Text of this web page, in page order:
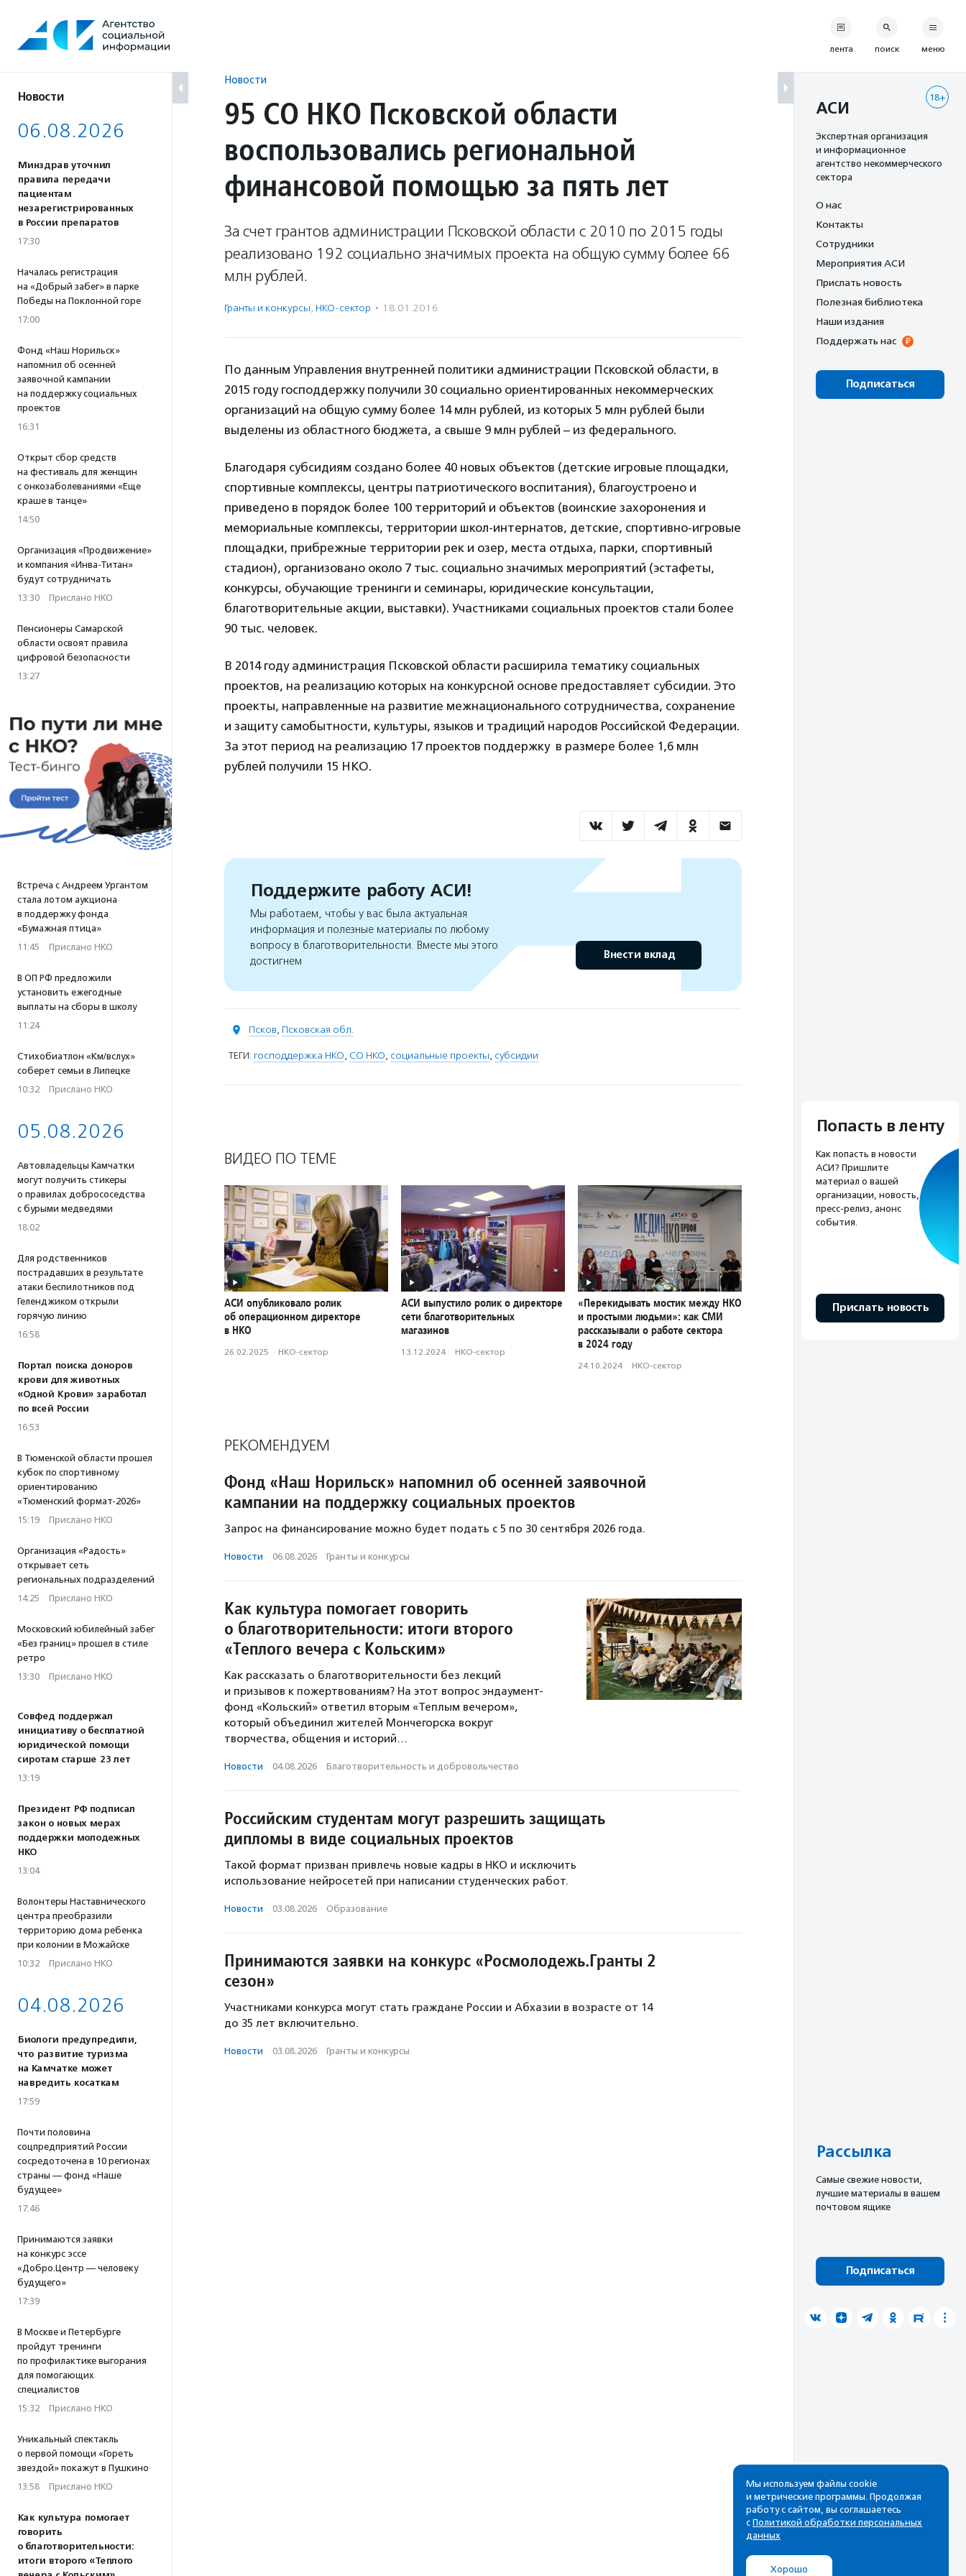
содержанию
Новости
06.08.2026
Минздрав уточнил
правила передачи
пациентам
незарегистрированных
в России препаратов
17:30
Началась регистрация
на «Добрый забег» в парке
Победы на Поклонной горе
17:00
Фонд «Наш Норильск»
напомнил об осенней
заявочной кампании
на поддержку социальных
проектов
16:31
Открыт сбор средств
на фестиваль для женщин
с онкозаболеваниями «Еще
краше в танце»
14:50
Организация «Продвижение»
и компания «Инва-Титан»
будут сотрудничать
13:30 · Прислано НКО
Пенсионеры Самарской
области освоят правила
цифровой безопасности
13:27
Встреча с Андреем Ургантом
стала лотом аукциона
в поддержку фонда
«Бумажная птица»
11:45 · Прислано НКО
В ОП РФ предложили
установить ежегодные
выплаты на сборы в школу
11:24
Стихобиатлон «Км/вслух»
соберет семьи в Липецке
10:32 · Прислано НКО
05.08.2026
Автовладельцы Камчатки
могут получить стикеры
о правилах добрососедства
с бурыми медведями
18:02
Для родственников
пострадавших в результате
атаки беспилотников под
Геленджиком открыли
горячую линию
16:58
Портал поиска доноров
крови для животных
«Одной Крови» заработал
по всей России
16:53
В Тюменской области прошел
кубок по спортивному
ориентированию
«Тюменский формат-2026»
15:19 · Прислано НКО
Организация «Радость»
открывает сеть
региональных подразделений
14:25 · Прислано НКО
Московский юбилейный забег
«Без границ» прошел в стиле
ретро
13:30 · Прислано НКО
Совфед поддержал
инициативу о бесплатной
юридической помощи
сиротам старше 23 лет
13:19
Президент РФ подписал
закон о новых мерах
поддержки молодежных
НКО
13:04
Волонтеры Наставнического
центра преобразили
территорию дома ребенка
при колонии в Можайске
10:32 · Прислано НКО
04.08.2026
Биологи предупредили,
что развитие туризма
на Камчатке может
навредить косаткам
17:59
Почти половина
соцпредприятий России
сосредоточена в 10 регионах
страны — фонд «Наше
будущее»
17:46
Принимаются заявки
на конкурс эссе
«Добро.Центр — человеку
будущего»
17:39
В Москве и Петербурге
пройдут тренинги
по профилактике выгорания
для помогающих
специалистов
15:32 · Прислано НКО
Уникальный спектакль
о первой помощи «Гореть
звездой» покажут в Пушкино
13:58 · Прислано НКО
Как культура помогает
говорить
о благотворительности:
итоги второго «Теплого
Новости
95 СО НКО Псковской области
воспользовались региональной
финансовой помощью за пять лет
За счет грантов администрации Псковской области с 2010 по 2015 годы
реализовано 192 социально значимых проекта на общую сумму более 66
млн рублей.
Гранты и конкурсы, НКО-сектор · 18.01.2016
По данным Управления внутренней политики администрации Псковской области, в
2015 году господдержку получили 30 социально ориентированных некоммерческих
организаций на общую сумму более 14 млн рублей, из которых 5 млн рублей были
выделены из областного бюджета, а свыше 9 млн рублей – из федерального.
Благодаря субсидиям создано более 40 новых объектов (детские игровые площадки,
спортивные комплексы, центры патриотического воспитания), благоустроено и
приведено в порядок более 100 территорий и объектов (воинские захоронения и
мемориальные комплексы, территории школ-интернатов, детские, спортивно-игровые
площадки, прибрежные территории рек и озер, места отдыха, парки, спортивный
стадион), организовано около 7 тыс. социально значимых мероприятий (эстафеты,
конкурсы, обучающие тренинги и семинары, юридические консультации,
благотворительные акции, выставки). Участниками социальных проектов стали более
90 тыс. человек.
В 2014 году администрация Псковской области расширила тематику социальных
проектов, на реализацию которых на конкурсной основе предоставляет субсидии. Это
проекты, направленные на развитие межнационального сотрудничества, сохранение
и защиту самобытности, культуры, языков и традиций народов Российской Федерации.
За этот период на реализацию 17 проектов поддержку в размере более 1,6 млн
рублей получили 15 НКО.
Поддержите работу АСИ!
Мы работаем, чтобы у вас была актуальная
информация и полезные материалы по любому
вопросу в благотворительности. Вместе мы этого
достигнем
Внести вклад
Псков, Псковская обл.
ТЕГИ: господдержка НКО, СО НКО, социальные проекты, субсидии
ВИДЕО ПО ТЕМЕ
АСИ опубликовало ролик
об операционном директоре
в НКО
26.02.2025 · НКО-сектор
АСИ выпустило ролик о директоре
сети благотворительных
магазинов
13.12.2024 · НКО-сектор
«Перекидывать мостик между НКО
и простыми людьми»: как СМИ
рассказывали о работе сектора
в 2024 году
24.10.2024 · НКО-сектор
РЕКОМЕНДУЕМ
Фонд «Наш Норильск» напомнил об осенней заявочной
кампании на поддержку социальных проектов
Запрос на финансирование можно будет подать с 5 по 30 сентября 2026 года.
Новости · 06.08.2026 · Гранты и конкурсы
Как культура помогает говорить
о благотворительности: итоги второго
«Теплого вечера с Кольским»
Как рассказать о благотворительности без лекций
и призывов к пожертвованиям? На этот вопрос эндаумент-
фонд «Кольский» ответил вторым «Теплым вечером»,
который объединил жителей Мончегорска вокруг
творчества, общения и историй…
Новости · 04.08.2026 · Благотвори­тель­ность и доброволь­чест­во
Российским студентам могут разрешить защищать
дипломы в виде социальных проектов
Такой формат призван привлечь новые кадры в НКО и исключить
использование нейросетей при написании студенческих работ.
Новости · 03.08.2026 · Образование
Принимаются заявки на конкурс «Росмолодежь.Гранты 2
сезон»
Участниками конкурса могут стать граждане России и Абхазии в возрасте от 14
до 35 лет включительно.
Новости · 03.08.2026 · Гранты и конкурсы
лента поиск меню
18+
АСИ
Экспертная организация
и информационное
агентство некоммерческого
сектора
О нас
Контакты
Сотрудники
Мероприятия АСИ
Прислать новость
Полезная библиотека
Наши издания
Поддержать нас
Подписаться
Попасть в ленту
Как попасть в новости
АСИ? Пришлите
материал о вашей
организации, новость,
пресс-релиз, анонс
события.
Прислать новость
Рассылка
Cамые свежие новости,
лучшие материалы в вашем
почтовом ящике
Подписаться
Мы используем файлы cookie
и метрические программы. Продолжая
работу с сайтом, вы соглашаетесь
с Политикой обработки персональных
данных
Хорошо